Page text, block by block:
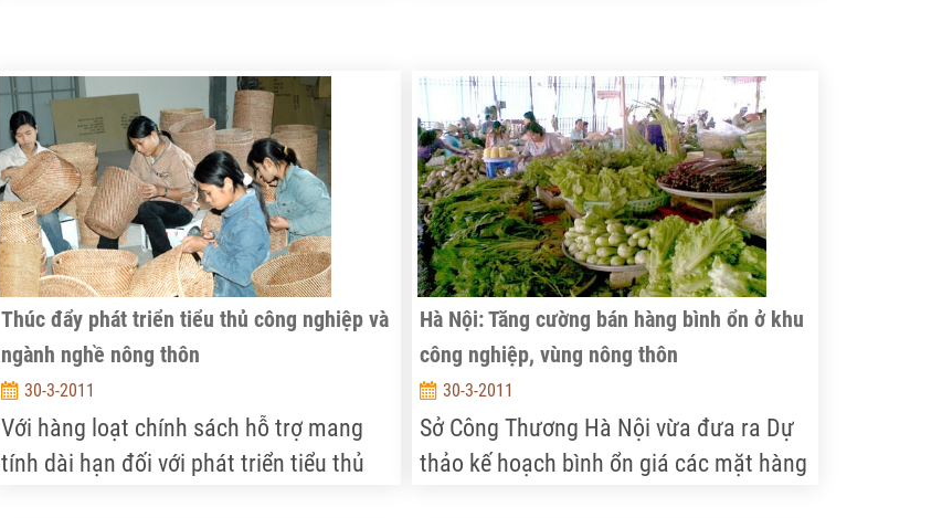
này đã giải đại hạn cho người trồng cà
phê.
Thúc đẩy phát triển tiểu thủ công nghiệp và
ngành nghề nông thôn
30-3-2011
Với hàng loạt chính sách hỗ trợ mang
tính dài hạn đối với phát triển tiểu thủ
Hà Nội: Tăng cường bán hàng bình ổn ở khu
công nghiệp, vùng nông thôn
30-3-2011
Sở Công Thương Hà Nội vừa đưa ra Dự
thảo kế hoạch bình ổn giá các mặt hàng